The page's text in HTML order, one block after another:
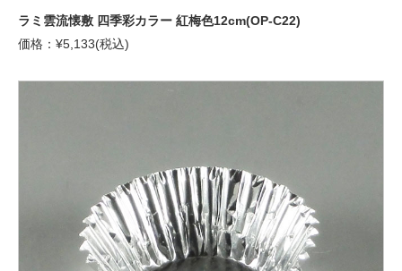
ラミ雲流懐敷 四季彩カラー 紅梅色12cm(OP-C22)
価格：¥5,133(税込)